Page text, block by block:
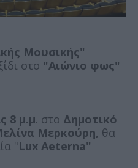
Μουσικής"
στο "Αιώνιο φως"
8 μ.μ. στο Δημοτικό
Μερκούρη, θα
"Lux Aeterna"